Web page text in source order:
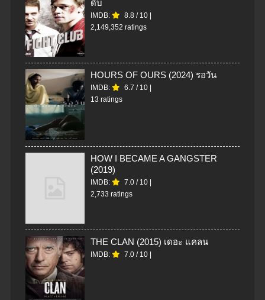
ดิบ
IMDB: 8.8 / 10
2,149,352 ratings
HOURS OF OURS (2024) รอวัน
IMDB: 6.7 / 10
13 ratings
HOW I BECAME A GANGSTER
(2019)
IMDB: 7.0 / 10
2,733 ratings
THE CLAN (2015) เดอะ แคลน
IMDB: 7.0 / 10